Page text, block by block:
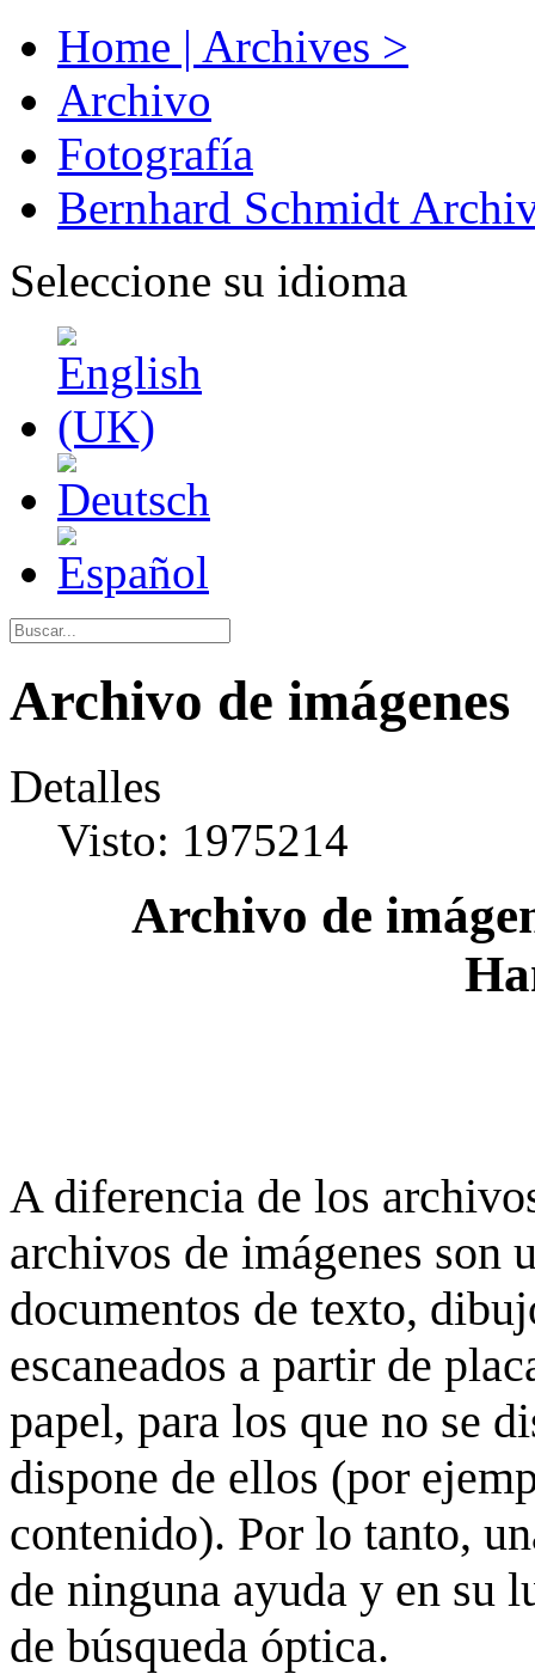
Home | Archives >
Archivo
Fotografía
Bernhard Schmidt
Seleccione su idioma
Archivo de imágenes
Detalles
Visto: 1975214
Archivo de
A diferencia de los
archivos de imágenes son
documentos de texto,
escaneados a partir de
papel, para los que no se
dispone de ellos (por
contenido). Por lo tanto,
de ninguna ayuda y en su
de búsqueda óptica.